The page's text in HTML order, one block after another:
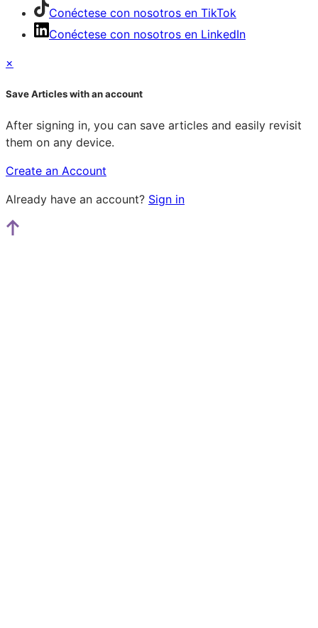
Conéctese con nosotros en TikTok
Conéctese con nosotros en LinkedIn
×
Save Articles with an account
After signing in, you can save articles and easily revisit
them on any device.
Create an Account
Already have an account? Sign in